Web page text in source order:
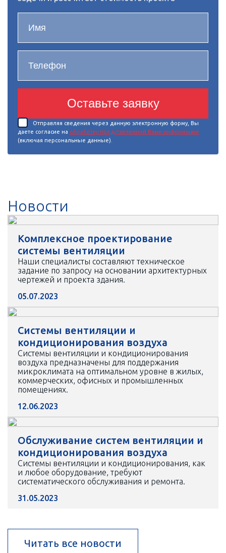
Оставьте заявку
Отправляя сведения через данную электронную форму, Вы
даете согласие на обработку представленной Вами информации
(включая персональные данные).
Новости
Комплексное проектирование
системы вентиляции
Наши специалисты составляют техническое
задание по запросу на основании архитектурных
чертежей и проекта здания.
05.07.2023
Системы вентиляции и
кондиционирования воздуха
Системы вентиляции и кондиционирования
воздуха предназначены для поддержания
микроклимата на оптимальном уровне в жилых,
коммерческих, офисных и промышленных
помещениях.
12.06.2023
Обслуживание систем вентиляции и
кондиционирования воздуха
Системы вентиляции и кондиционирования, как
и любое оборудование, требуют
систематического обслуживания и ремонта.
31.05.2023
Читать все новости